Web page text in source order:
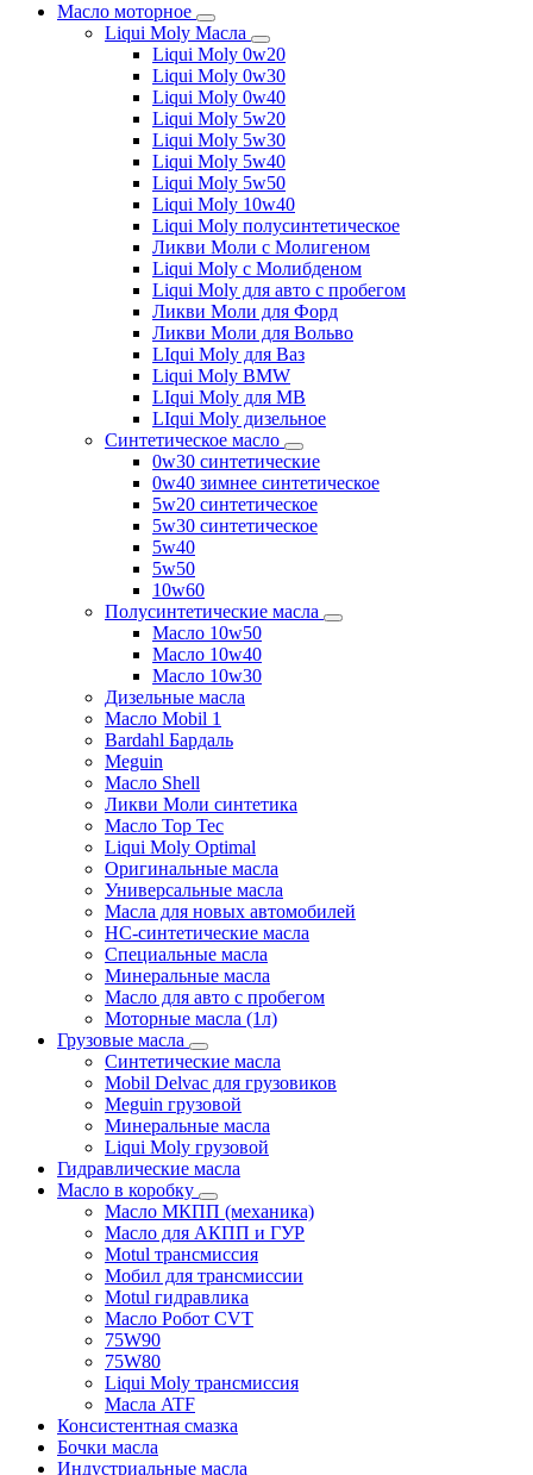
Масло моторное
Liqui Moly Масла
Liqui Moly 0w20
Liqui Moly 0w30
Liqui Moly 0w40
Liqui Moly 5w20
Liqui Moly 5w30
Liqui Moly 5w40
Liqui Moly 5w50
Liqui Moly 10w40
Liqui Moly полусинтетическое
Ликви Моли с Молигеном
Liqui Moly с Молибденом
Liqui Moly для авто с пробегом
Ликви Моли для Форд
Ликви Моли для Вольво
LIqui Moly для Ваз
Liqui Moly BMW
LIqui Moly для MB
LIqui Moly дизельное
Синтетическое масло
0w30 синтетические
0w40 зимнее синтетическое
5w20 синтетическое
5w30 синтетическое
5w40
5w50
10w60
Полусинтетические масла
Масло 10w50
Масло 10w40
Масло 10w30
Дизельные масла
Масло Mobil 1
Bardahl Бардаль
Meguin
Масло Shell
Ликви Моли синтетика
Масло Top Tec
Liqui Moly Optimal
Оригинальные масла
Универсальные масла
Масла для новых автомобилей
HC-синтетические масла
Специальные масла
Минеральные масла
Масло для авто с пробегом
Моторные масла (1л)
Грузовые масла
Синтетические масла
Mobil Delvac для грузовиков
Meguin грузовой
Минеральные масла
Liqui Moly грузовой
Гидравлические масла
Масло в коробку
Масло МКПП (механика)
Масло для АКПП и ГУР
Motul трансмиссия
Мобил для трансмиссии
Motul гидравлика
Масло Робот CVT
75W90
75W80
Liqui Moly трансмиссия
Масла ATF
Консистентная смазка
Бочки масла
Индустриальные масла